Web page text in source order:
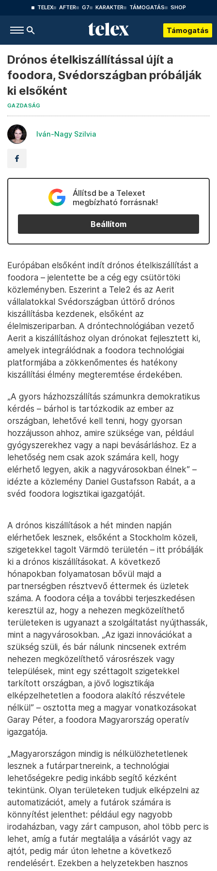
TELEX AFTER G7 KARAKTER TÁMOGATÁS SHOP
Támogatás
Drónos ételkiszállítással újít a
foodora, Svédországban próbálják
ki elsőként
GAZDASÁG
Iván-Nagy Szilvia
Állítsd be a Telexet
megbízható forrásnak!
Beállítom
Európában elsőként indít drónos ételkiszállítást a
foodora – jelentette be a cég egy csütörtöki
közleményben. Eszerint a Tele2 és az Aerit
vállalatokkal Svédországban úttörő drónos
kiszállításba kezdenek, elsőként az
élelmiszeriparban. A dróntechnológiában vezető
Aerit a kiszállításhoz olyan drónokat fejlesztett ki,
amelyek integrálódnak a foodora technológiai
platformjába a zökkenőmentes és hatékony
kiszállítási élmény megteremtése érdekében.
„A gyors házhozszállítás számunkra demokratikus
kérdés – bárhol is tartózkodik az ember az
országban, lehetővé kell tenni, hogy gyorsan
hozzájusson ahhoz, amire szüksége van, például
gyógyszerekhez vagy a napi bevásárláshoz. Ez a
lehetőség nem csak azok számára kell, hogy
elérhető legyen, akik a nagyvárosokban élnek” –
idézte a közlemény Daniel Gustafsson Rabát, a a
svéd foodora logisztikai igazgatóját.
A drónos kiszállítások a hét minden napján
elérhetőek lesznek, elsőként a Stockholm közeli,
szigetekkel tagolt Värmdö területén – itt próbálják
ki a drónos kiszállításokat. A következő
hónapokban folyamatosan bővül majd a
partnerségben résztvevő éttermek és üzletek
száma. A foodora célja a további terjeszkedésen
keresztül az, hogy a nehezen megközelíthető
területeken is ugyanazt a szolgáltatást nyújthassák,
mint a nagyvárosokban. „Az igazi innovációkat a
szükség szüli, és bár nálunk nincsenek extrém
nehezen megközelíthető városrészek vagy
települések, mint egy széttagolt szigetekkel
tarkított országban, a jövő logisztikája
elképzelhetetlen a foodora alakító részvétele
nélkül” – osztotta meg a magyar vonatkozásokat
Garay Péter, a foodora Magyarország operatív
igazgatója.
„Magyarországon mindig is nélkülözhetetlenek
lesznek a futárpartnereink, a technológiai
lehetőségekre pedig inkább segítő kézként
tekintünk. Olyan területeken tudjuk elképzelni az
automatizációt, amely a futárok számára is
könnyítést jelenthet: például egy nagyobb
irodaházban, vagy zárt campuson, ahol több perc is
lehet, amíg a futár megtalálja a vásárlót vagy az
ajtót, pedig már úton lehetne a következő
rendelésért. Ezekben a helyzetekben hasznos